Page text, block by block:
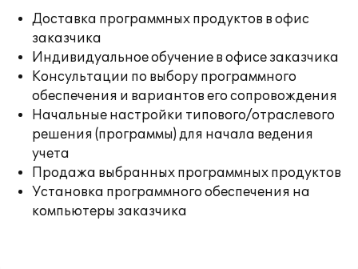
Доставка программных продуктов в офис
заказчика
Индивидуальное обучение в офисе заказчика
Консультации по выбору программного
обеспечения и вариантов его сопровождения
Начальные настройки типового/отраслевого
решения (программы) для начала ведения
учета
Продажа выбранных программных продуктов
Установка программного обеспечения на
компьютеры заказчика